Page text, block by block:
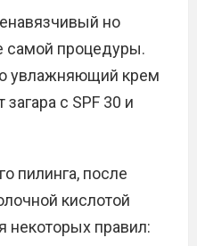
но
самой процедуры.
увлажняющий крем
с SPF 30 и
пилинга, после
кислотой
некоторых правил: